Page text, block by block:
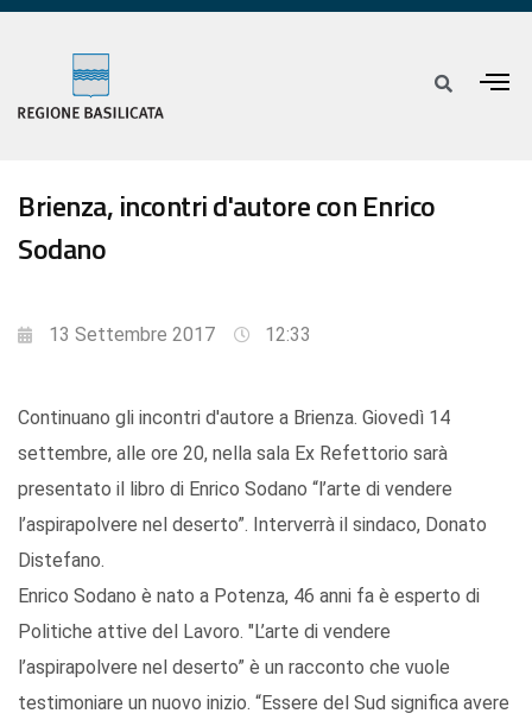
Brienza, incontri d'autore con Enrico
Sodano
13 Settembre 2017 12:33
Continuano gli incontri d'autore a Brienza. Giovedì 14
settembre, alle ore 20, nella sala Ex Refettorio sarà
presentato il libro di Enrico Sodano “l’arte di vendere
l’aspirapolvere nel deserto”. Interverrà il sindaco, Donato
Distefano.
Enrico Sodano è nato a Potenza, 46 anni fa è esperto di
Politiche attive del Lavoro. "L’arte di vendere
l’aspirapolvere nel deserto” è un racconto che vuole
testimoniare un nuovo inizio. “Essere del Sud significa avere